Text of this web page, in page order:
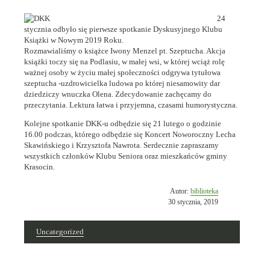
24
stycznia odbyło się pierwsze spotkanie Dyskusyjnego Klubu
Książki w Nowym 2019 Roku.
Rozmawialiśmy o książce Iwony Menzel pt. Szeptucha. Akcja
książki toczy się na Podlasiu, w małej wsi, w której wciąż rolę
ważnej osoby w życiu małej społeczności odgrywa tytułowa
szeptucha -uzdrowicielka ludowa po której niesamowity dar
dziedziczy wnuczka Olena. Zdecydowanie zachęcamy do
przeczytania. Lektura łatwa i przyjemna, czasami humorystyczna.
Kolejne spotkanie DKK-u odbędzie się 21 lutego o godzinie
16.00 podczas, którego odbędzie się Koncert Noworoczny Lecha
Skawińskiego i Krzysztofa Nawrota. Serdecznie zapraszamy
wszystkich członków Klubu Seniora oraz mieszkańców gminy
Krasocin.
Autor:bibliotekaOpublikowano
w
30 stycznia, 2019
Uncategorized